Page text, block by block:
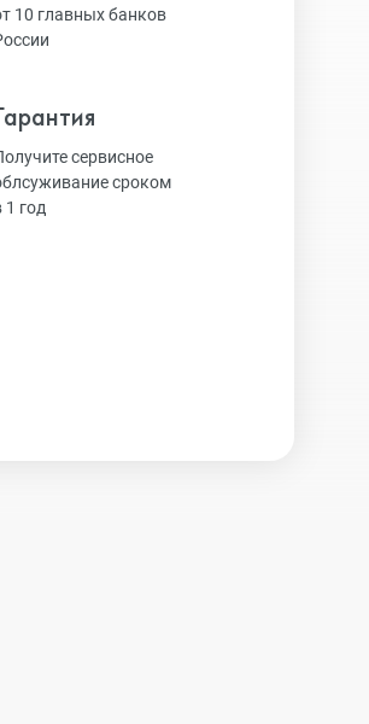
10 главных банков
сервисное
сроком
1 год